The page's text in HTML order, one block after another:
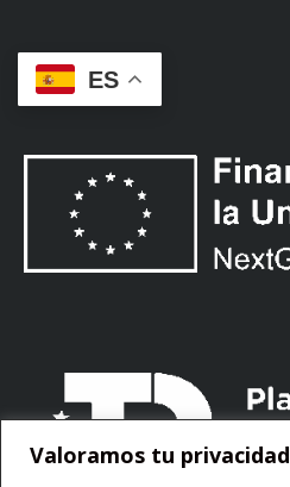
Valoramos tu privacidad
ES